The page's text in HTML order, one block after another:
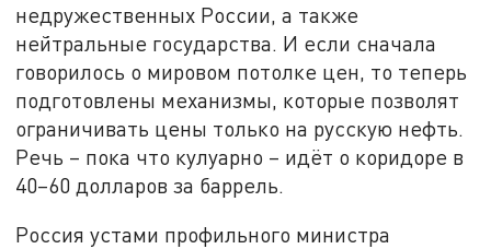
недружественных России, а также
нейтральные государства. И если сначала
говорилось о мировом потолке цен, то теперь
подготовлены механизмы, которые позволят
ограничивать цены только на русскую нефть.
Речь – пока что кулуарно – идёт о коридоре в
40–60 долларов за баррель.
Россия устами профильного министра